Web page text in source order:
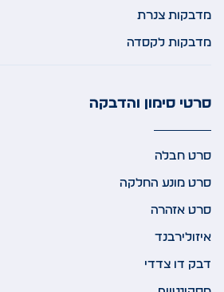
מדבקות צנרת
מדבקות לקסדה
סרטי סימון והדבקה
סרט חבלה
סרט מונע החלקה
סרט אזהרה
איזולירבנד
דבק דו צדדי